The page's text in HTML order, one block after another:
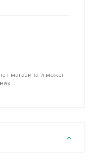
магазина и может